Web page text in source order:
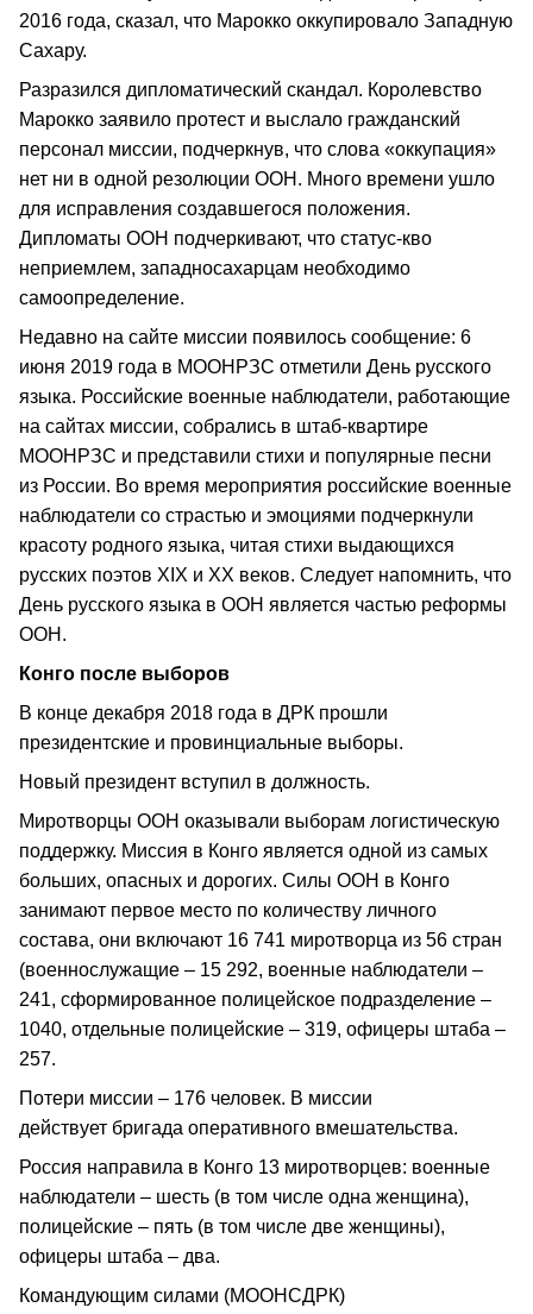
2016 года, сказал, что Марокко оккупировало Западную
Сахару.
Разразился дипломатический скандал. Королевство
Марокко заявило протест и выслало гражданский
персонал миссии, подчеркнув, что слова «оккупация»
нет ни в одной резолюции ООН. Много времени ушло
для исправления создавшегося положения.
Дипломаты ООН подчеркивают, что статус‑кво
неприемлем, западносахарцам необходимо
самоопределение.
Недавно на сайте миссии появилось сообщение: 6
июня 2019 года в МООНРЗС отметили День русского
языка. Российские военные наблюдатели, работающие
на сайтах миссии, собрались в штаб‑квартире
МООНРЗС и представили стихи и популярные песни
из России. Во время мероприятия российские военные
наблюдатели со страстью и эмоциями подчеркнули
красоту родного языка, читая стихи выдающихся
русских поэтов XIX и XX веков. Следует напомнить, что
День русского языка в ООН является частью реформы
ООН.
Конго после выборов
В конце декабря 2018 года в ДРК прошли
президентские и провинциальные выборы.
Новый президент вступил в должность.
Миротворцы ООН оказывали выборам логистическую
поддержку. Миссия в Конго является одной из самых
больших, опасных и дорогих. Силы ООН в Конго
занимают первое место по количеству личного
состава, они включают 16 741 миротворца из 56 стран
(военнослужащие – 15 292, военные наблюдатели –
241, сформированное полицейское подразделение –
1040, отдельные полицейские – 319, офицеры штаба –
257.
Потери миссии – 176 человек. В миссии
действует бригада оперативного вмешательства.
Россия направила в Конго 13 миротворцев: военные
наблюдатели – шесть (в том числе одна женщина),
полицейские – пять (в том числе две женщины),
офицеры штаба – два.
Командующим силами (МООНСДРК)